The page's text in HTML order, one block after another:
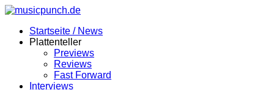
Zum
springenStartseite / News
Plattenteller
Previews
Reviews
Fast Forward
Interviews